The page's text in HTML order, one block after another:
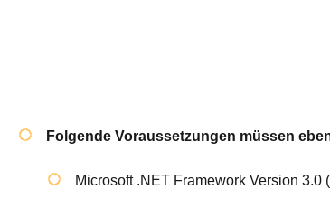
Folgende Voraussetzungen müssen
Microsoft .NET Framework Version